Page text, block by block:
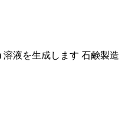
溶液を生成します 石鹸製造